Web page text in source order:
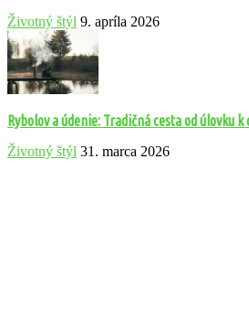
Životný štýl 9. apríla 2026
Rybolov a údenie: Tradičná cesta od úlovku
Životný štýl 31. marca 2026